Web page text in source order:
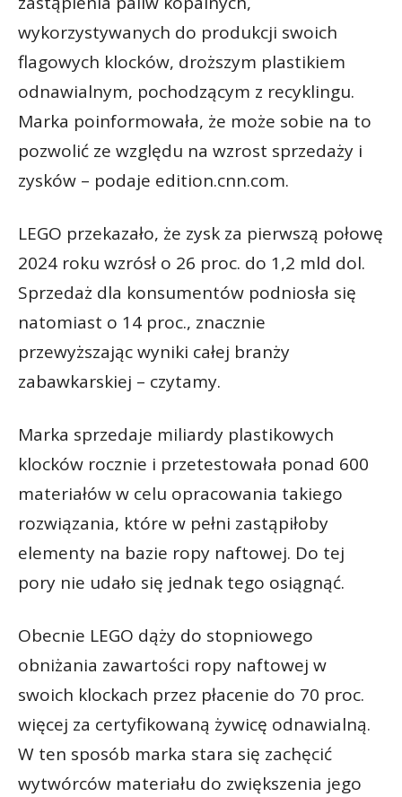
wykorzystywanych do produkcji swoich
flagowych klocków, droższym plastikiem
odnawialnym, pochodzącym z recyklingu.
Marka poinformowała, że może sobie na to
pozwolić ze względu na wzrost sprzedaży i
zysków – podaje edition.cnn.com.
LEGO przekazało, że zysk za pierwszą połowę
2024 roku wzrósł o 26 proc. do 1,2 mld dol.
Sprzedaż dla konsumentów podniosła się
natomiast o 14 proc., znacznie
przewyższając wyniki całej branży
zabawkarskiej – czytamy.
Marka sprzedaje miliardy plastikowych
klocków rocznie i przetestowała ponad 600
materiałów w celu opracowania takiego
rozwiązania, które w pełni zastąpiłoby
elementy na bazie ropy naftowej. Do tej
pory nie udało się jednak tego osiągnąć.
Obecnie LEGO dąży do stopniowego
obniżania zawartości ropy naftowej w
swoich klockach przez płacenie do 70 proc.
więcej za certyfikowaną żywicę odnawialną.
W ten sposób marka stara się zachęcić
wytwórców materiału do zwiększenia jego